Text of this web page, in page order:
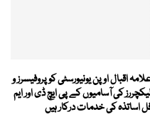
اقبال اوپن یونیورسٹی کو پروفیسرز و
کی آسامیوں کے پی ایچ ڈی اور ایم
اساتذہ کی خدمات درکار ہیں